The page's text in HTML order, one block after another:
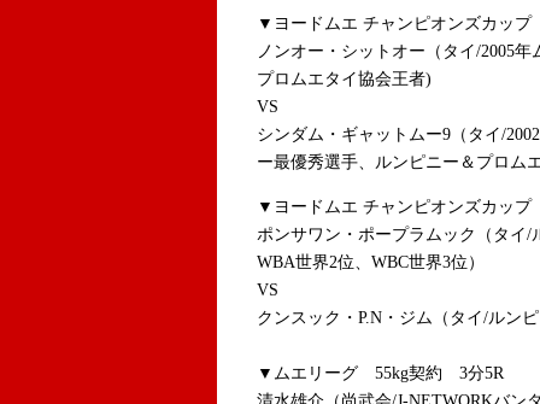
▼ヨードムエ チャンピオンズカッ
ノンオー・シットオー（タイ/2005
プロムエタイ協会王者)
VS
シンダム・ギャットムー9（タイ/
ー最優秀選手、ルンピニー＆プロム
▼ヨードムエ チャンピオンズカッ
ポンサワン・ポープラムック（タイ
WBA世界2位、WBC世界3位）
VS
クンスック・P.N・ジム（タイ/ルン
▼ムエリーグ 55kg契約 3分5R